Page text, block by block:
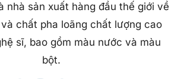
nhà sản xuất hàng đầu thế giới về
chất pha loãng chất lượng cao
sĩ, bao gồm màu nước và màu
bột.